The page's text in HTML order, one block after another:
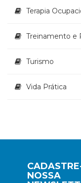
Terapia
Treinamento e
Turismo
Vida Prática
NOSSA